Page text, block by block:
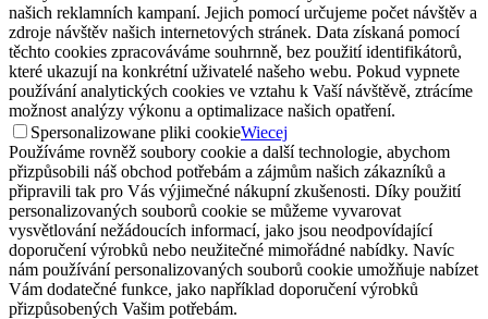
našich reklamních kampaní. Jejich pomocí určujeme počet návštěv a
zdroje návštěv našich internetových stránek. Data získaná pomocí
těchto cookies zpracováváme souhrnně, bez použití identifikátorů,
které ukazují na konkrétní uživatelé našeho webu. Pokud vypnete
používání analytických cookies ve vztahu k Vaší návštěvě, ztrácíme
možnost analýzy výkonu a optimalizace našich opatření.
Spersonalizowane pliki cookieWiecej
Používáme rovněž soubory cookie a další technologie, abychom
přizpůsobili náš obchod potřebám a zájmům našich zákazníků a
připravili tak pro Vás výjimečné nákupní zkušenosti. Díky použití
personalizovaných souborů cookie se můžeme vyvarovat
vysvětlování nežádoucích informací, jako jsou neodpovídající
doporučení výrobků nebo neužitečné mimořádné nabídky. Navíc
nám používání personalizovaných souborů cookie umožňuje nabízet
Vám dodatečné funkce, jako například doporučení výrobků
přizpůsobených Vašim potřebám.